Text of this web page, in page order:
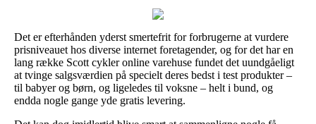
Det er efterhånden yderst smertefrit for forbrugerne at vurdere
prisniveauet hos diverse internet foretagender, og for det har en
lang række Scott cykler online varehuse fundet det uundgåeligt
at tvinge salgsværdien på specielt deres bedst i test produkter –
til babyer og børn, og ligeledes til voksne – helt i bund, og
endda nogle gange yde gratis levering.